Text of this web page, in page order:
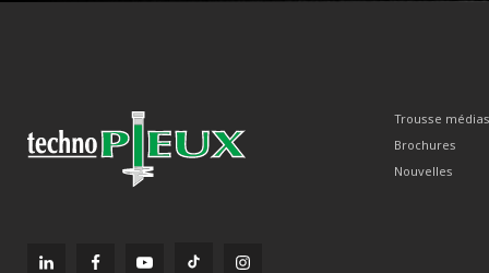
Trousse médias
Brochures
Nouvelles